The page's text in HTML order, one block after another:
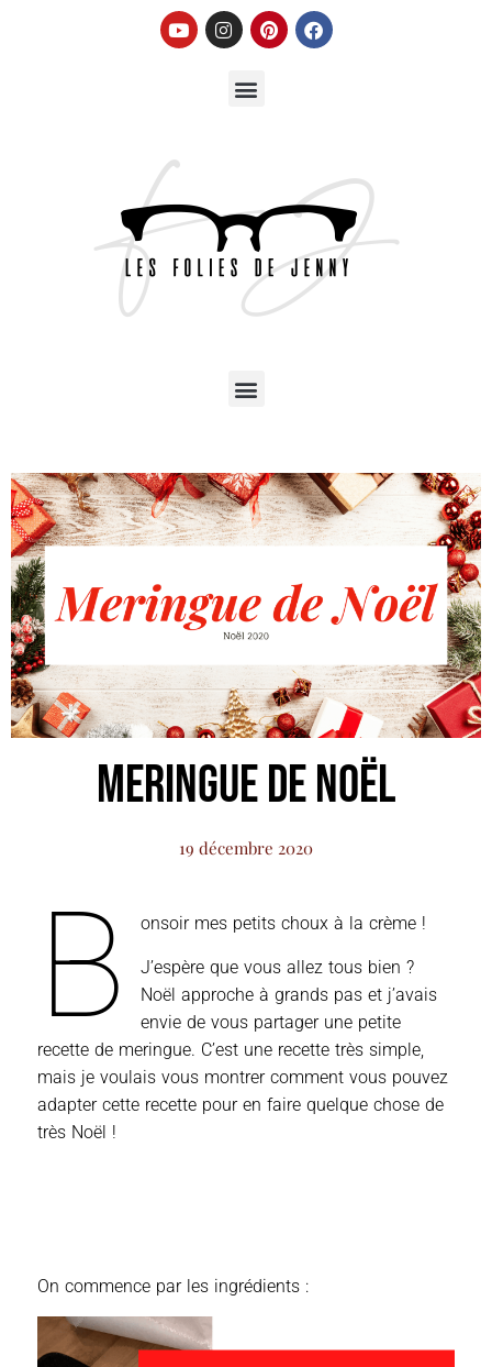
Meringue de Noël
19 décembre 2020
B onsoir mes petits choux à la crème !
J’espère que vous allez tous bien ?
Noël approche à grands pas et j’avais
envie de vous partager une petite
recette de meringue. C’est une recette très simple,
mais je voulais vous montrer comment vous pouvez
adapter cette recette pour en faire quelque chose de
très Noël !
On commence par les ingrédients :